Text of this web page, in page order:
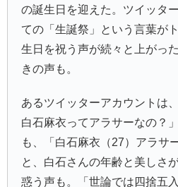
の誕生日を迎えた。ツイッタ
ての「生誕祭」という言葉が
生日を祝う声が続々と上がっ
きの声も。
あるツイッターアカウントは
白石麻衣ってアラサーなの？
も、「白石麻衣（27）アラサ
と、白石さんの年齢と美しさ
惑う声も。「世論では四捨五